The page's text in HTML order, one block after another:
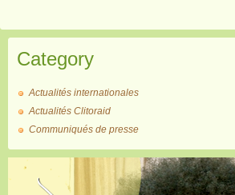
Category
Actualités internationales
Actualités Clitoraid
Communiqués de presse